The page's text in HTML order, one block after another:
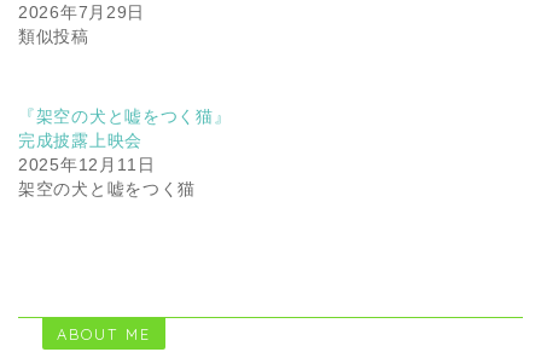
2026年7月29日
類似投稿
『架空の犬と嘘をつく猫』
完成披露上映会
2025年12月11日
架空の犬と嘘をつく猫
ABOUT ME